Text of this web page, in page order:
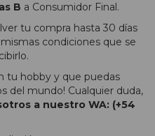
B a Consumidor Final.
tu compra hasta 30 días
condiciones que se
tu hobby y que puedas
del mundo! Cualquier duda,
a nuestro WA: (+54